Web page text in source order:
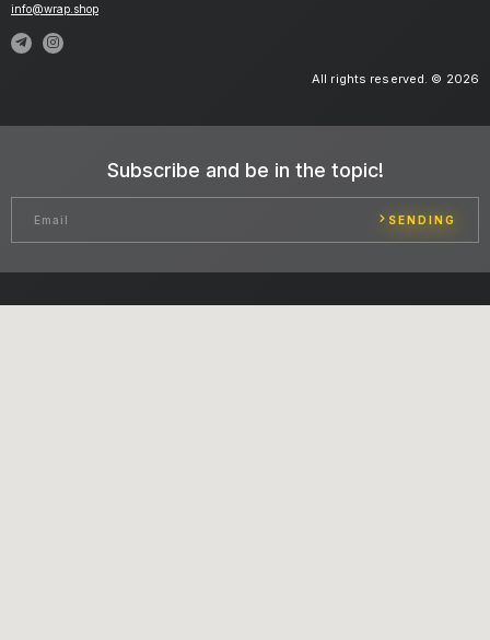
info@wrap.shop
All rights reserved. © 2026
Subscribe and be in the topic!
SENDING